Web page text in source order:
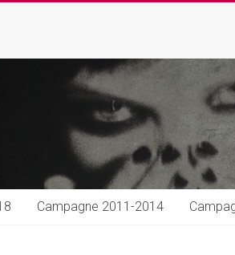
Campagne 2011-2014